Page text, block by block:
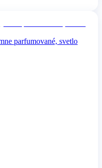
parfumované, svetlo